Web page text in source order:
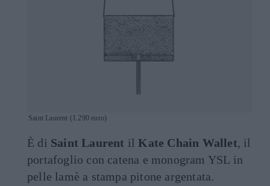
Saint Laurent (1.290 euro)
È di Saint Laurent ilKate Chain Wallet, il
portafoglio con catena e monogram YSL in
pelle lamè a stampa pitone argentata.